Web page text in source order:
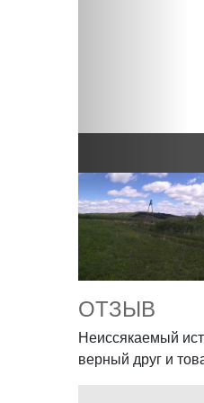
ОТЗЫВ
Неиссякаемый
верный друг и